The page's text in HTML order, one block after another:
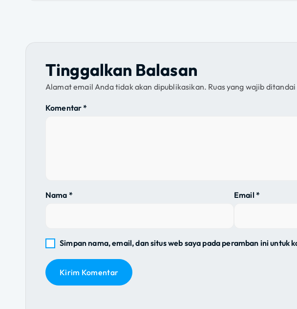
i
Tinggalkan Balasan
Alamat email Anda tidak akan dipublikasikan. Ruas yang wajib ditandai
Komentar*
Nama * Email *
Simpan nama, email, dan situs web saya pada peramban ini untuk